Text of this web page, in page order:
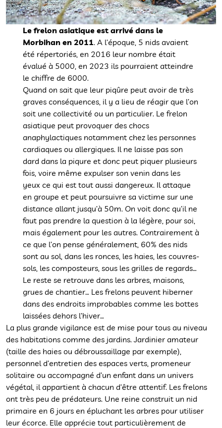
Le frelon asiatique est arrivé dans le
Morbihan en 2011. A l’époque, 5 nids avaient
été répertoriés, en 2016 leur nombre était
évalué à 5000, en 2023 ils pourraient atteindre
le chiffre de 6000.
Quand on sait que leur piqûre peut avoir de très
graves conséquences, il y a lieu de réagir que l’on
soit une collectivité ou un particulier. Le frelon
asiatique peut provoquer des chocs
anaphylactiques notamment chez les personnes
cardiaques ou allergiques. Il ne laisse pas son
dard dans la piqure et donc peut piquer plusieurs
fois, voire même expulser son venin dans les
yeux ce qui est tout aussi dangereux. Il attaque
en groupe et peut poursuivre sa victime sur une
distance allant jusqu’à 50m. On voit donc qu’il ne
faut pas prendre la question à la légère, pour soi,
mais également pour les autres. Contrairement à
ce que l’on pense généralement, 60% des nids
sont au sol, dans les ronces, les haies, les couvres-
sols, les composteurs, sous les grilles de regards…
Le reste se retrouve dans les arbres, maisons,
grues de chantier… Les frelons peuvent hiberner
dans des endroits improbables comme les bottes
laissées dehors l’hiver…
La plus grande vigilance est de mise pour tous au niveau
des habitations comme des jardins. Jardinier amateur
(taille des haies ou débroussaillage par exemple),
personnel d’entretien des espaces verts, promeneur
solitaire ou accompagné d’un enfant dans un univers
végétal, il appartient à chacun d’être attentif. Les frelons
ont très peu de prédateurs. Une reine construit un nid
primaire en 6 jours en épluchant les arbres pour utiliser
leur écorce. Elle apprécie tout particulièrement de